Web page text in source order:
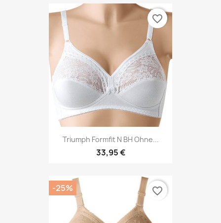
Triumph Formfit N BH Ohne...
33,95 €
favorite_border
-25% favorite_border